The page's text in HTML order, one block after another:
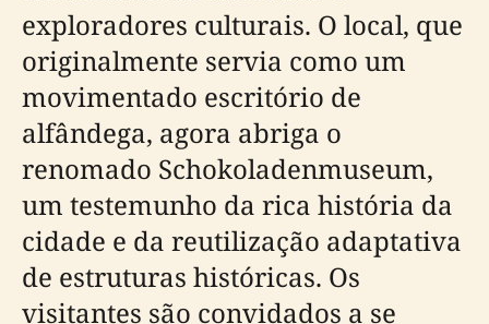
exploradores culturais. O local, que
originalmente servia como um
movimentado escritório de
alfândega, agora abriga o
renomado Schokoladenmuseum,
um testemunho da rica história da
cidade e da reutilização adaptativa
de estruturas históricas. Os
visitantes são convidados a se